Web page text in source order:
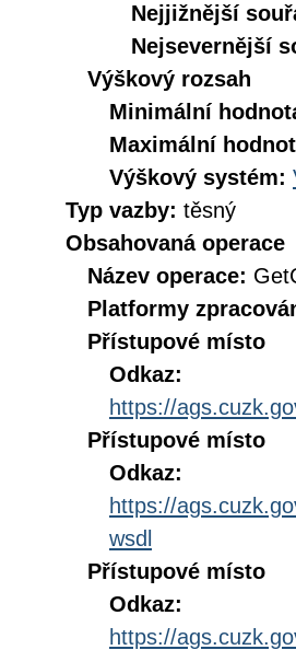
Nejjižnější
Nejsevernější
Výškový rozsah
Minimální
Maximální
Výškový systém:
Typ vazby: těsný
Obsahovaná operace
Název operace:
Platformy
Přístupové místo
Odkaz:
https://
Přístupové místo
Odkaz:
https://
wsdl
Přístupové místo
Odkaz:
https://